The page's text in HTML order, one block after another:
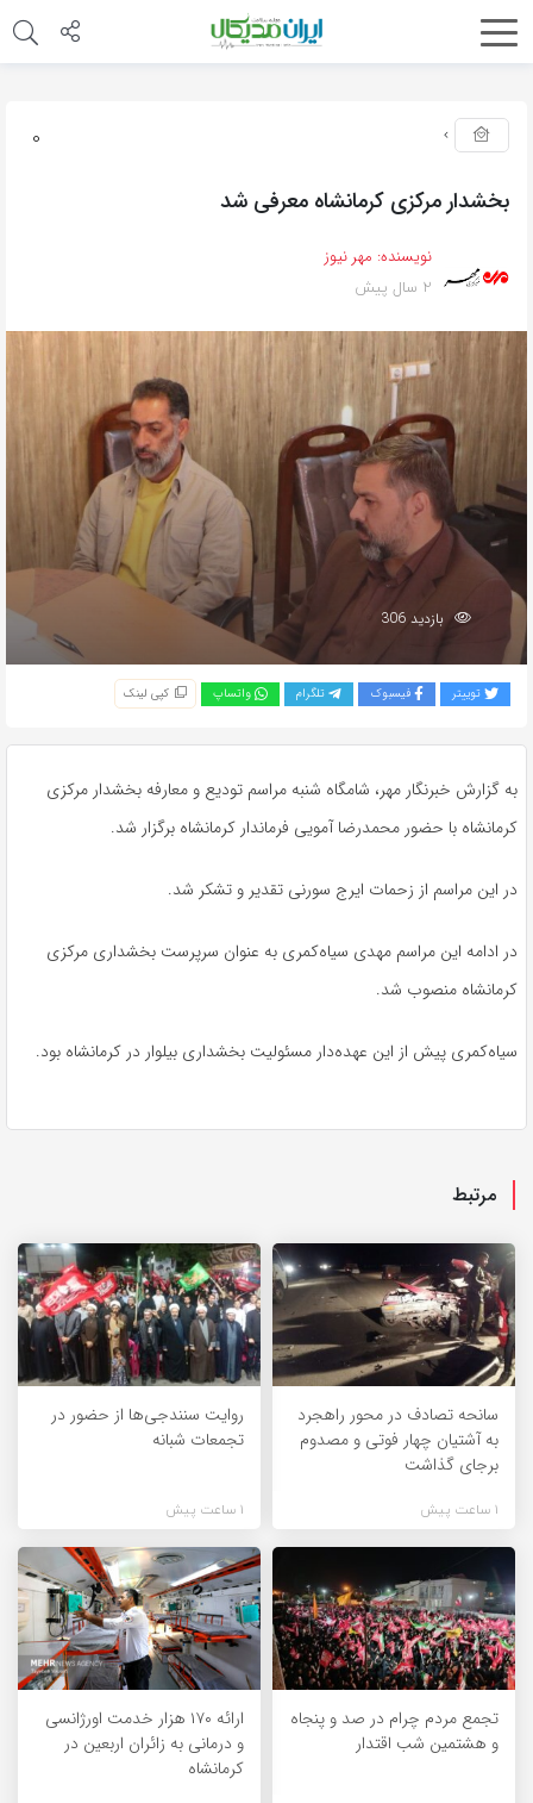
0
بخشدار مرکزی کرمانشاه معرفی شد
نویسنده: مهر نیوز
2 سال پیش
بازدید 306
توییتر فیسبوک تلگرام واتساپ کپی لینک
به گزارش خبرنگار مهر، شامگاه شنبه مراسم تودیع و معارفه بخشدار مرکزی
کرمانشاه با حضور محمدرضاآمویی فرماندار کرمانشاه برگزار شد.
در این مراسم از زحمات ایرج سورنی تقدیر و تشکر شد.
در ادامه این مراسم مهدی سیاه‌کمری به عنوان سرپرست بخشداری مرکزی
کرمانشاه منصوب شد.
سیاه‌کمری پیش از این عهده‌دار مسئولیت بخشداری بیلوار در کرمانشاه بود.
مرتبط
سانحه تصادف در محور راهجرد
به آشتیان چهار فوتی و مصدوم
برجای گذاشت
1 ساعت پیش
روایت سنندجی‌ها از حضور در
تجمعات شبانه
1 ساعت پیش
تجمع مردم چرام در صد و پنجاه
و هشتمین شب اقتدار
ارائه ۱۷۰ هزار خدمت اورژانسی
و درمانی به زائران اربعین در
کرمانشاه